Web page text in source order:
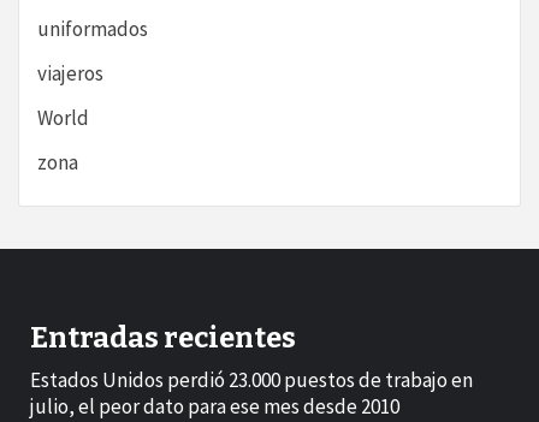
uniformados
viajeros
World
zona
Entradas recientes
Estados Unidos perdió 23.000 puestos de trabajo en
julio, el peor dato para ese mes desde 2010